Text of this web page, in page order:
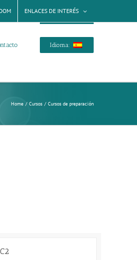
ENLACES DE INTERÉS
Idioma:
Home Cursos Cursos de preparación
C2